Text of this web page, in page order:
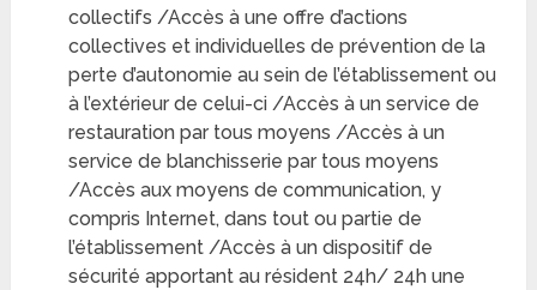
collectifs /Accès à une offre d’actions
collectives et individuelles de prévention de la
perte d’autonomie au sein de l’établissement ou
à l’extérieur de celui-ci /Accès à un service de
restauration par tous moyens /Accès à un
service de blanchisserie par tous moyens
/Accès aux moyens de communication, y
compris Internet, dans tout ou partie de
l’établissement /Accès à un dispositif de
sécurité apportant au résident 24h/ 24h une